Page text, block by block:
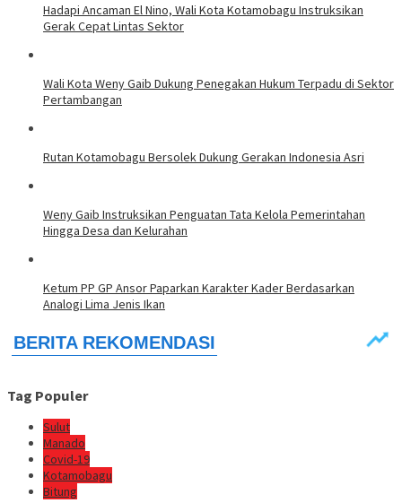
Hadapi Ancaman El Nino, Wali Kota Kotamobagu Instruksikan
Gerak Cepat Lintas Sektor
Wali Kota Weny Gaib Dukung Penegakan Hukum Terpadu di Sektor
Pertambangan
Rutan Kotamobagu Bersolek Dukung Gerakan Indonesia Asri
Weny Gaib Instruksikan Penguatan Tata Kelola Pemerintahan
Hingga Desa dan Kelurahan
Ketum PP GP Ansor Paparkan Karakter Kader Berdasarkan
Analogi Lima Jenis Ikan
Tag Populer
Sulut
Manado
Covid-19
Kotamobagu
Bitung